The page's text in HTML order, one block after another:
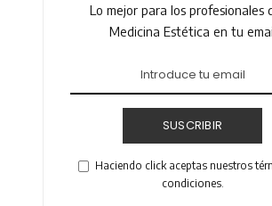
Lo mejor para los profesionales
Medicina Estética en tu
SUSCRIBIR
Haciendo click aceptas nuestros
condiciones.